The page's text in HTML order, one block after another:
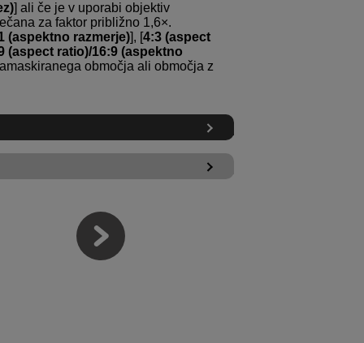
] ali če je v uporabi objektiv
za faktor približno 1,6×.
(aspektno razmerje)], [4:3 (aspect
(aspect ratio)/16:9 (aspektno
območja ali območja z